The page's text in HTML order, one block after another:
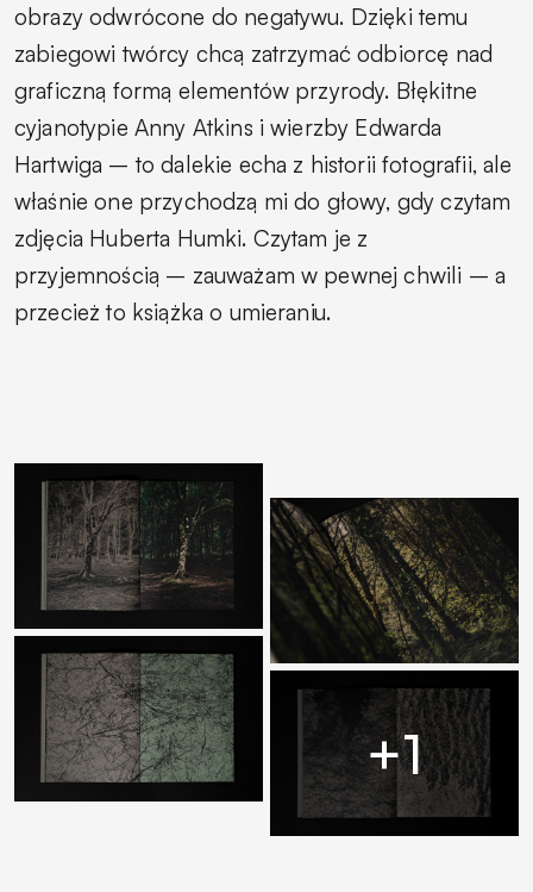
obrazy odwrócone do negatywu. Dzięki temu
zabiegowi twórcy chcą zatrzymać odbiorcę nad
graficzną formą elementów przyrody. Błękitne
cyjanotypie Anny Atkins i wierzby Edwarda
Hartwiga – to dalekie echa z historii fotografii, ale
właśnie one przychodzą mi do głowy, gdy czytam
zdjęcia Huberta Humki. Czytam je z
przyjemnością – zauważam w pewnej chwili – a
przecież to książka o umieraniu.